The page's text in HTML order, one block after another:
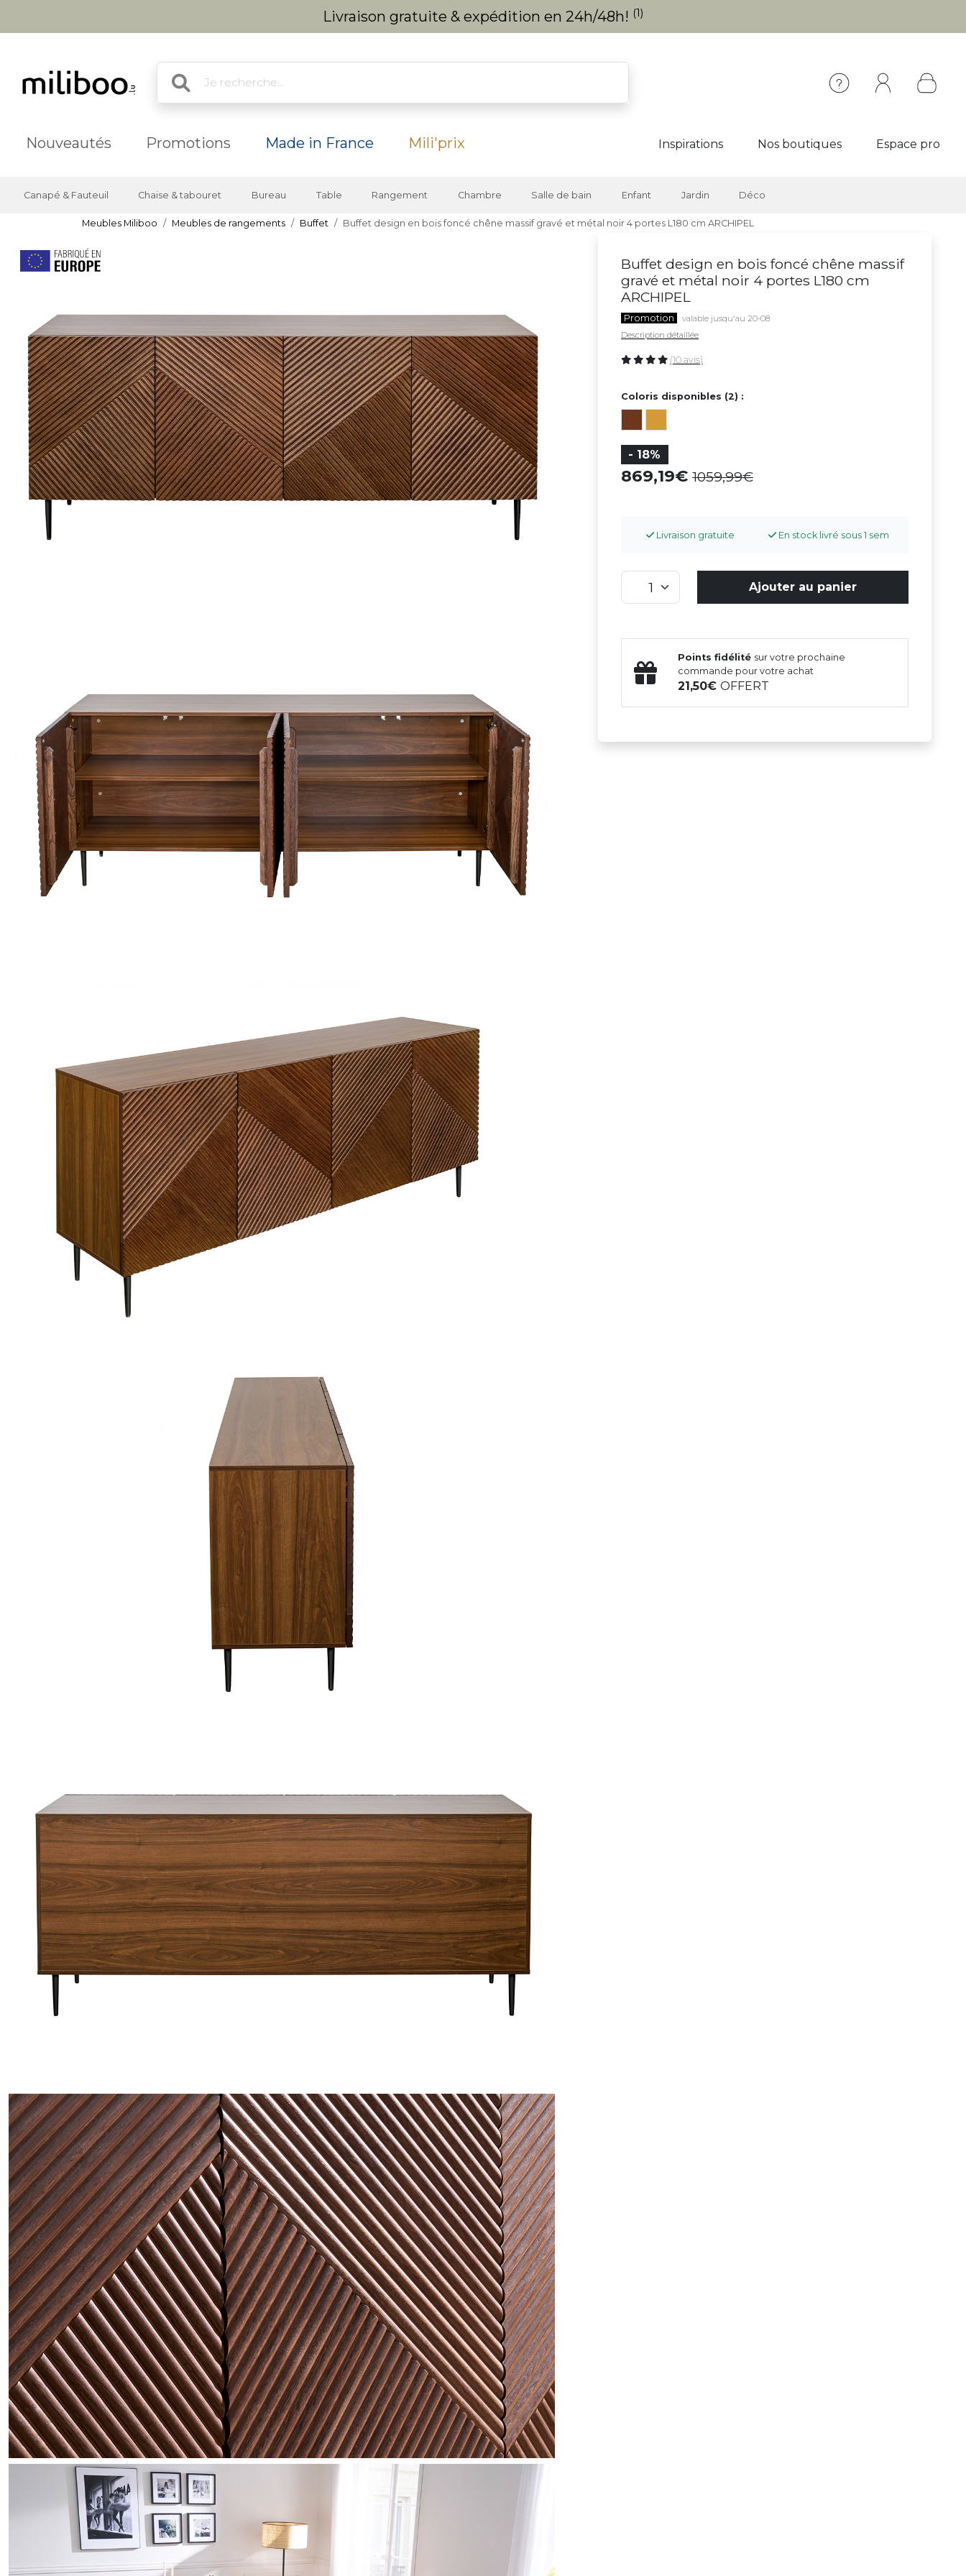
Livraison gratuite & expédition en 24h/48h! (1)
Nouveautés Promotions Made in France Mili'prix Inspirations Nos boutiques Espace pro
Canapé & Fauteuil Chaise & tabouret Bureau Table Rangement Chambre Salle de bain Enfant Jardin Déco
Meubles Miliboo Meubles de rangements Buffet Buffet design en bois foncé chêne massif gravé et métal noir 4 portes L180 cm ARCHIPEL
Buffet design en bois foncé chêne massif
gravé et métal noir 4 portes L180 cm
ARCHIPEL
Promotion
valable jusqu'au 20-08
Description détaillée
(10 avis)
Coloris disponibles (2) :
- 18%
869,19 1059,99
Livraison gratuite En stock livré sous 1 sem
Ajouter au panier
Points fidélité sur votre prochaine
commande pour votre achat
21,50OFFERT